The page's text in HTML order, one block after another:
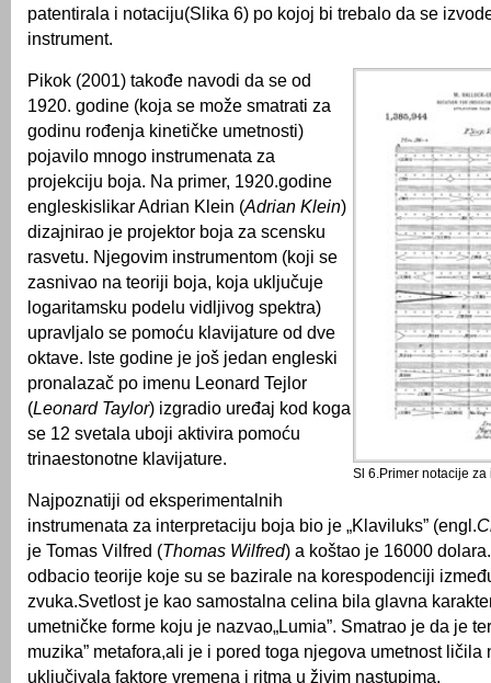
patentirala i notaciju(Slika 6) po kojoj bi trebalo da se
instrument.
Sl 6.Primer notacije
Pikok (2001) takođe navodi da se od
1920. godine (koja se može smatrati za
godinu rođenja kinetičke umetnosti)
pojavilo mnogo instrumenata za
projekciju boja. Na primer, 1920.godine
engleskislikar Adrian Klein (Adrian Klein)
dizajnirao je projektor boja za scensku
rasvetu. Njegovim instrumentom (koji se
zasnivao na teoriji boja, koja uključuje
logaritamsku podelu vidljivog spektra)
upravljalo se pomoću klavijature od dve
oktave. Iste godine je još jedan engleski
pronalazač po imenu Leonard Tejlor
(Leonard Taylor) izgradio uređaj kod koga
se 12 svetala uboji aktivira pomoću
trinaestonotne klavijature.
Najpoznatiji od eksperimentalnih
instrumenata za interpretaciju boja bio je „Klaviluks” (engl.
je Tomas Vilfred (Thomas Wilfred) a koštao je 16000
odbacio teorije koje su se bazirale na korespodenciji
zvuka.Svetlost je kao samostalna celina bila glavna
umetničke forme koju je nazvao„Lumia”. Smatrao je da je
muzika” metafora,ali je i pored toga njegova umetnost ličila
uključivala faktore vremena i ritma u živim nastupima.